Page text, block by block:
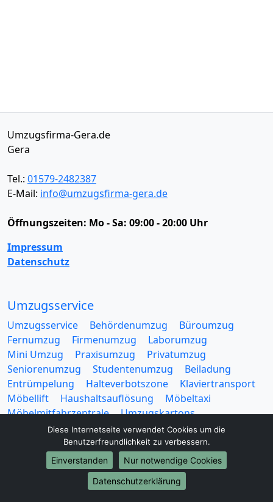
Umzugsfirma-Gera.de
Gera
Tel.: 01579-2482387
E-Mail: info@umzugsfirma-gera.de
Öffnungszeiten: Mo - Sa: 09:00 - 20:00 Uhr
Impressum
Datenschutz
Umzugsservice
Umzugsservice Behördenumzug
Büroumzug
Fernumzug
Firmenumzug
Laborumzug
Mini Umzug
Praxisumzug
Privatumzug
Seniorenumzug
Studentenumzug
Beiladung
Entrümpelung
Halteverbotszone
Klaviertransport
Möbellift
Haushaltsauflösung
Möbeltaxi
Möbelmitfahrzentrale
Umzugskartons
Europa-Umzüge
Diese Internetseite verwendet Cookies um die
Benutzerfreundlichkeit zu verbessern.
Einverstanden
Nur notwendige Cookies
Datenschutzerklärung